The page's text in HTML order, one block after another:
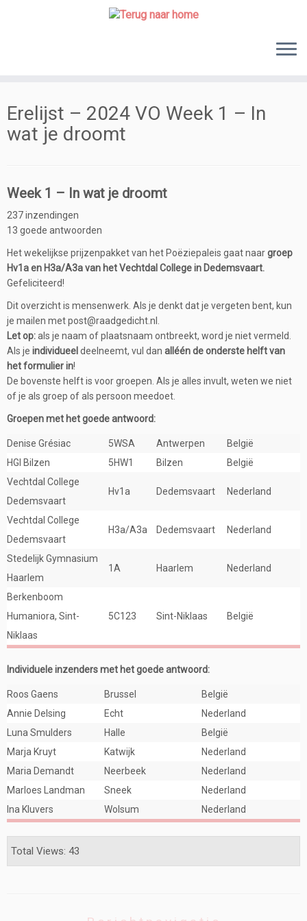
Erelijst – 2024 VO Week 1 – In
wat je droomt
Week 1 – In wat je droomt
237 inzendingen
13 goede antwoorden
Het wekelijkse prijzenpakket van het Poëziepaleis gaat naargroep
Hv1a en H3a/A3a van het Vechtdal College in Dedemsvaart.
Gefeliciteerd!
Dit overzicht is mensenwerk. Als je denkt dat je vergeten bent, kun
je mailen met post@raadgedicht.nl.
Let op:als je naam of plaatsnaam ontbreekt, word je niet vermeld.
Als je individueel deelneemt, vul dan alléén de onderste helft van
het formulier in!
De bovenste helft is voor groepen. Als je alles invult, weten we niet
of je als groep of als persoon meedoet.
Groepen met het goede antwoord:
Denise Grésiac 5WSA Antwerpen
België
HGI Bilzen
5HW1 Bilzen
België
Vechtdal College
Dedemsvaart
Hv1a Dedemsvaart Nederland
Vechtdal College
Dedemsvaart
H3a/A3a Dedemsvaart Nederland
Stedelijk Gymnasium
Haarlem
1A Haarlem Nederland
Berkenboom
Humaniora, Sint-
Niklaas
5C123 Sint-Niklaas België
Individuele inzenders met het goede antwoord:
Roos Gaens Brussel
België
Annie Delsing
Echt
Nederland
Luna Smulders
Halle
België
Marja Kruyt
Katwijk
Nederland
Maria Demandt
Neerbeek
Nederland
Marloes Landman
Sneek
Nederland
Ina Kluvers
Wolsum Nederland
Total Views: 43